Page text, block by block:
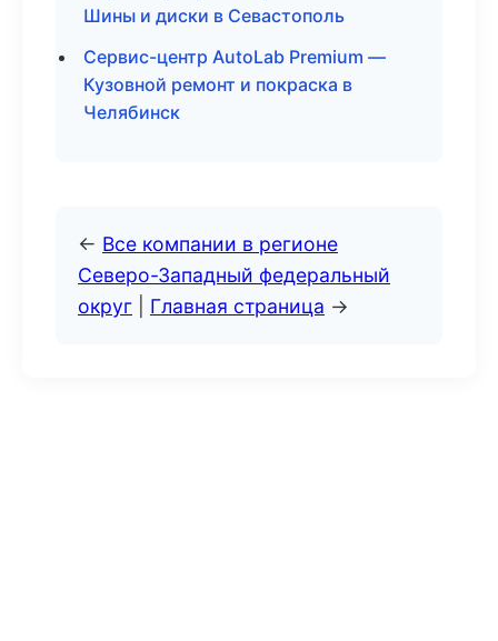
Шины и диски в Севастополь
Сервис-центр AutoLab Premium —
Кузовной ремонт и покраска в
Челябинск
← Все компании в регионе
Северо-Западный федеральный
округ
Главная страница →